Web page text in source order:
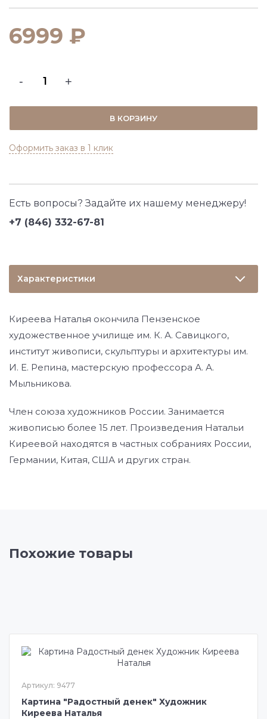
6999 ₽
- +
В КОРЗИНУ
Оформить заказ в 1 клик
Есть вопросы? Задайте их нашему менеджеру!
+7 (846) 332-67-81
Характеристики
Киреева Наталья окончила Пензенское
художественное училище им. К. А. Савицкого,
институт живописи, скульптуры и архитектуры им.
И. Е. Репина, мастерскую профессора А. А.
Мыльникова.
Член союза художников России. Занимается
живописью более 15 лет. Произведения Натальи
Киреевой находятся в частных собраниях России,
Германии, Китая, США и других стран.
Похожие товары
Артикул: 9477
Картина "Радостный денек" Художник
Киреева Наталья